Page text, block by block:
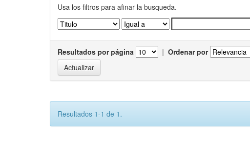
Usa los filtros para afinar la busqueda.
Resultados por página | Ordenar por
Resultados 1-1 de 1.